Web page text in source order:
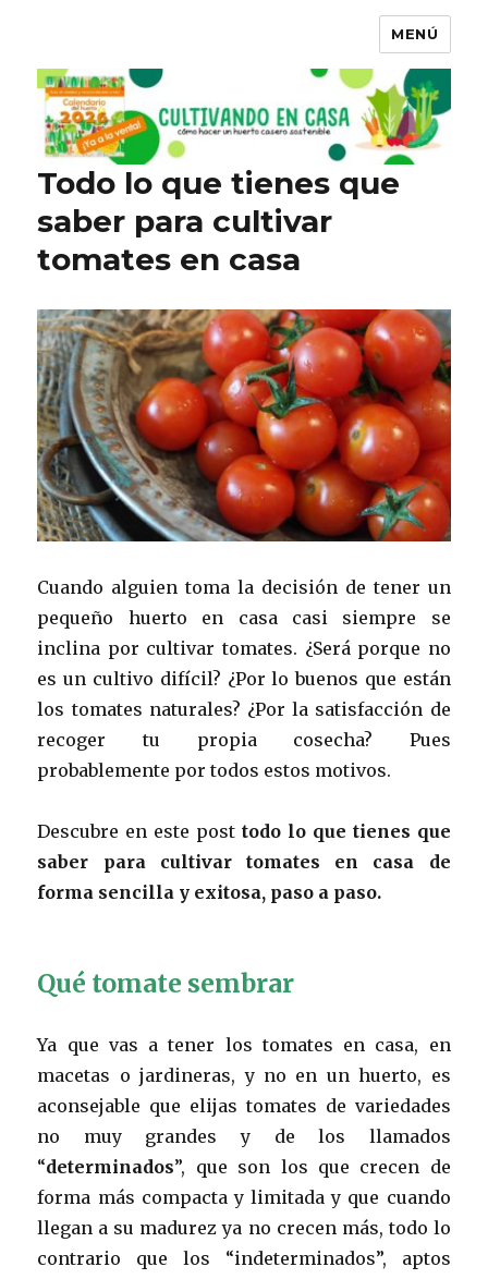
MENÚ
Todo lo que tienes que
saber para cultivar
tomates en casa
Cuando alguien toma la decisión de tener un
pequeño huerto en casa casi siempre se
inclina por cultivar tomates. ¿Será porque no
es un cultivo difícil? ¿Por lo buenos que están
los tomates naturales? ¿Por la satisfacción de
recoger tu propia cosecha? Pues
probablemente por todos estos motivos.
Descubre en este post todo lo que tienes que
saber para cultivar tomates en casa de
forma sencilla y exitosa, paso a paso.
Qué tomate sembrar
Ya que vas a tener los tomates en casa, en
macetas o jardineras, y no en un huerto, es
aconsejable que elijas tomates de variedades
no muy grandes y de los llamados
“determinados”, que son los que crecen de
forma más compacta y limitada y que cuando
llegan a su madurez ya no crecen más, todo lo
contrario que los “indeterminados”, aptos